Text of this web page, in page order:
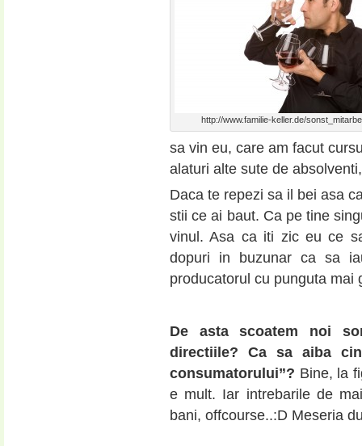
http://www.familie-keller.de/
sa vin eu, care am facut
alaturi alte sute de
Daca te repezi sa il bei asa
stii ce ai baut. Ca pe tine
vinul. Asa ca iti zic eu ce
dopuri in buzunar ca sa
producatorul cu punguta mai
De asta scoatem noi
directiile? Ca sa aiba
consumatorului”? Bine, la
e mult. Iar intrebarile de
bani, offcourse..:D Meseria